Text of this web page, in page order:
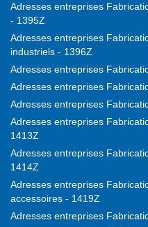
Adresses entreprises
- 1395Z
Adresses entreprises
industriels - 1396Z
Adresses entreprises
Adresses entreprises
Adresses entreprises
Adresses entreprises
1413Z
Adresses entreprises
1414Z
Adresses entreprises
accessoires - 1419Z
Adresses entreprises